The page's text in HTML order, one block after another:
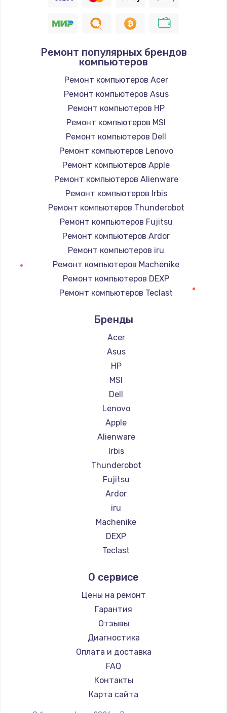
1400 руб.
Замена / ремонт электронного модуля
Заказать
Заказать
Заказать
Замена регулятора режимов конфорки
Заказать
Замена сенсорного датчика
1300 руб.
Заказать
Замена сигнальной лампы
1200 руб.
Замена системной платы
1500 руб.
Замена температурного датчика
2500 руб.
Замена электроконфорки
1300 руб.
Заказать
Техобслуживание
900 руб.
Заказать
Установка / подключение / демонтаж
1300 руб.
Заказать
Прошивка
Ремонт популярных брендов
компьютеров
Ремонт компьютеров Acer
Ремонт компьютеров Asus
Ремонт компьютеров HP
Ремонт компьютеров MSI
Ремонт компьютеров Dell
Ремонт компьютеров Lenovo
Ремонт компьютеров Apple
Ремонт компьютеров Alienware
Ремонт компьютеров Irbis
Ремонт компьютеров Thunderobot
Ремонт компьютеров Fujitsu
Ремонт компьютеров Ardor
Ремонт компьютеров iru
Ремонт компьютеров Machenike
Ремонт компьютеров DEXP
Ремонт компьютеров Teclast
Ремонт компьютеров Beelink
Ремонт компьютеров CHUWI
Бренды
Acer
Asus
HP
MSI
Dell
Lenovo
Apple
Alienware
Irbis
Thunderobot
Fujitsu
Ardor
iru
Machenike
DEXP
Teclast
Beelink
CHUWI
О сервисе
Цены на ремонт
Гарантия
Отзывы
Диагностика
Оплата и доставка
FAQ
Контакты
Карта сайта